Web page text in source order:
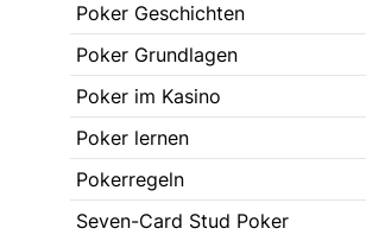
Poker Geschichten
Poker Grundlagen
Poker im Kasino
Poker lernen
Pokerregeln
Seven-Card Stud Poker